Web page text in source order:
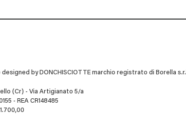
by DONCHISCIOTTE marchio registrato di Borella s.r.l
(Cr) - Via Artigianato 5/a
- REA CR148485